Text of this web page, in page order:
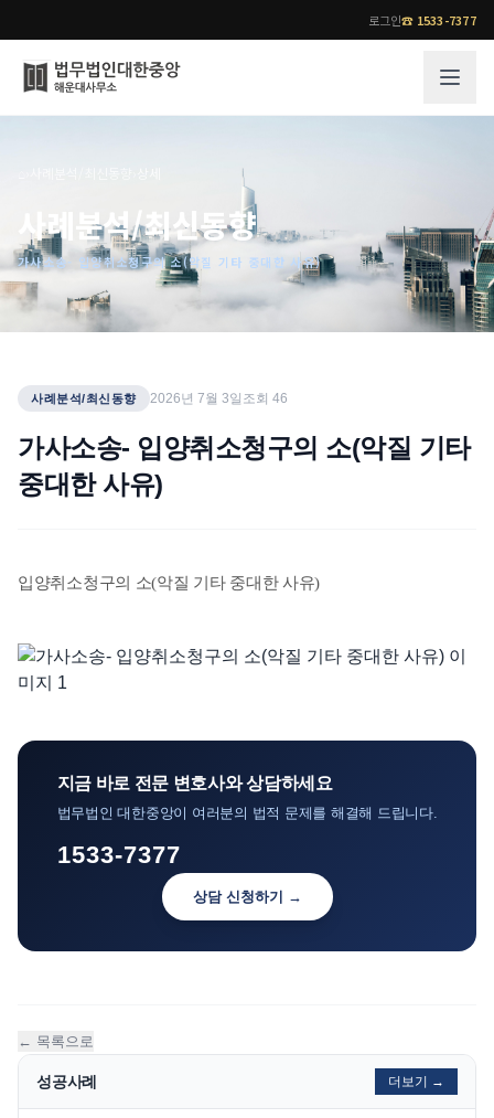
로그인☎ 1533-7377
오시는 길
통합검색
기업 인사이트
사례분석/최신동향
법률지식인
업무분야
전체
각 전문 변호사
소식/자료
법률 블로그
뉴스레터/브로슈어
사례분석/최신동향
가사소송- 입양취소청구의 소(악질 기타 중대한 사유)
사례분석/최신동향 2026년 7월 3일 조회 46
가사소송- 입양취소청구의 소(악질 기타
중대한 사유)
입양취소청구의 소(악질 기타 중대한 사유)
지금 바로 전문 변호사와 상담하세요
법무법인 대한중앙이 여러분의 법적 문제를 해결해 드립니다.
1533-7377
상담 신청하기 →
← 목록으로
성공사례 더보기 →